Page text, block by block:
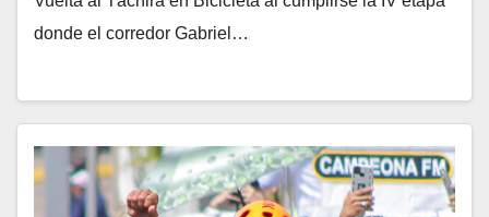
donde el corredor Gabriel…